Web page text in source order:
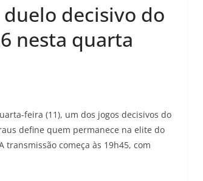
decisivo do
nesta quarta
feira (11), um dos jogos decisivos do
define quem permanece na elite do
começa às 19h45, com